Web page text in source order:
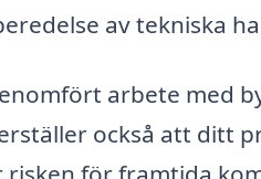
av tekniska
arbete med
också att ditt